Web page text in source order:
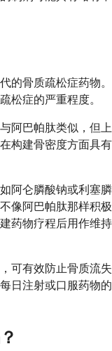
的骨质疏松症药物。
松症的严重程度。
阿巴帕肽类似，但上
构建骨密度方面具有
阿仑膦酸钠或利塞膦
像阿巴帕肽那样积极
药物疗程后用作维持
可有效防止骨质流失
日注射或口服药物的